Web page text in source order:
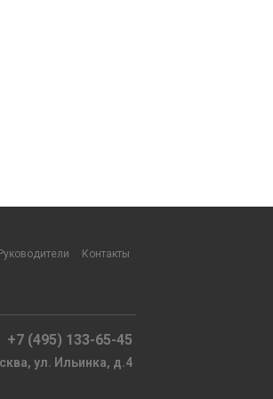
Контакты
+7 (495) 133-65-45
ул. Ильинка, д.4